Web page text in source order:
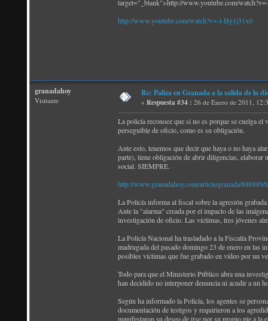
target="_blank">http://www.youtube.com/
http://www.youtube.com/watch?v=-l-Hg1j31x0
granadahoy
Visitante
Re: Paliza en Granada a la salida de la
« Respuesta #34 : 26 de Enero de 2011,
La policía reconoce que si no es porque se cuelga
perseguible de oficio, como es su obligación.
Ante esto, tenemos que decir que haya o no haya
parte), tiene obligación de abrir diligencias,
social. SIEMPRE.
http://www.granadahoy.com/article/granada/
La Policía informa al fiscal sobre la agresión
Ante la "alarma" creada por el impacto de las
investigación de oficio. Las víctimas, tres jóvenes
La Policía Nacional ha trasladado a la Fiscalía
madrugada del pasado domingo 23 de enero en las
posibles víctimas que fue grabado en vídeo por un
Todo para que el Ministerio Público abra una
han decidido no interponer denuncia ni acudir a un
Según ha informado la Policía, los agentes se
documentación de testigos y requirieron a los
manifestaron su deseo de irse por su propio pie a la